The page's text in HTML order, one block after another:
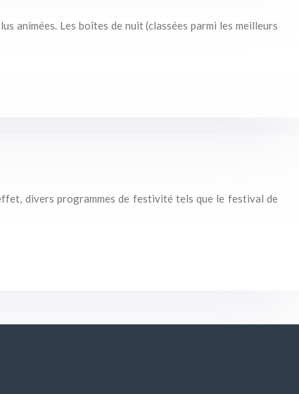
animées. Les boîtes de nuit (classées parmi les meilleurs
divers programmes de festivité tels que le festival de